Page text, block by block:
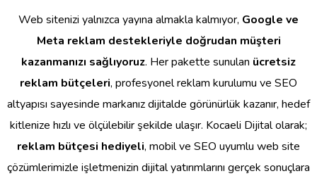
Web sitenizi yalnızca yayına almakla kalmıyor, Google ve
Meta reklam destekleriyle doğrudan müşteri
kazanmanızı sağlıyoruz. Her pakette sunulan ücretsiz
reklam bütçeleri, profesyonel reklam kurulumu ve SEO
altyapısı sayesinde markanız dijitalde görünürlük kazanır, hedef
kitlenize hızlı ve ölçülebilir şekilde ulaşır. Kocaeli Dijital olarak;
reklam bütçesi hediyeli, mobil ve SEO uyumlu web site
çözümlerimizle işletmenizin dijital yatırımlarını gerçek sonuçlara